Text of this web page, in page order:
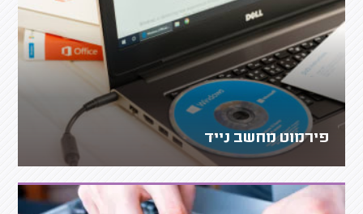
פירמוט מחשב נייד